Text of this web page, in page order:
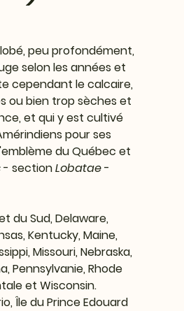
peu profondément,
selon les années et
cependant le calcaire,
ou bien trop sèches et
et qui y est cultivé
pour ses
du Québec et
- sectionLobatae-
du Sud, Delaware,
Kentucky, Maine,
Missouri, Nebraska,
Pennsylvanie, Rhode
et Wisconsin.
Île du Prince Edouard